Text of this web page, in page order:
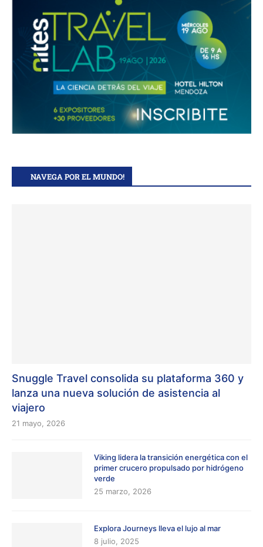
NAVEGA POR EL MUNDO!
Snuggle Travel consolida su plataforma 360 y
lanza una nueva solución de asistencia al
viajero
21 mayo, 2026
Viking lidera la transición energética con el
primer crucero propulsado por hidrógeno
verde
25 marzo, 2026
Explora Journeys lleva el lujo al mar
8 julio, 2025